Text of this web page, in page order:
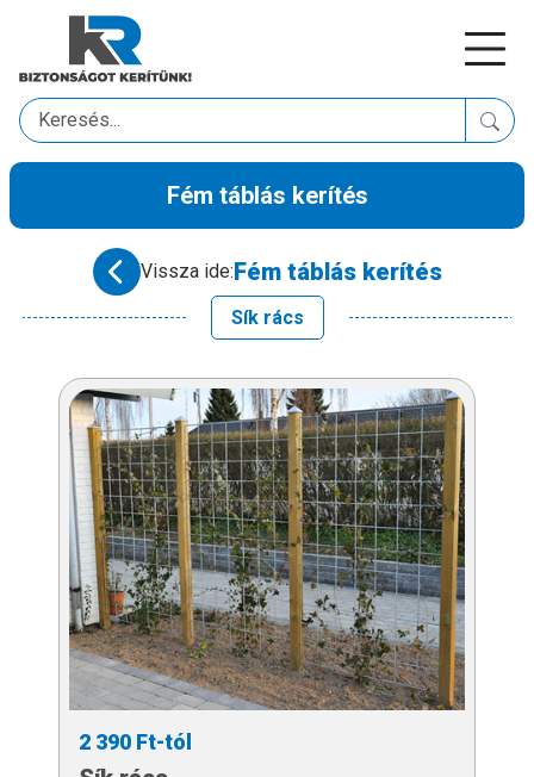
Fém táblás kerítés
Vissza ide:Fém táblás kerítés
Sík rács
2 390 Ft-tól